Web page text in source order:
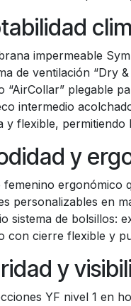
reforzadas para
impermeable
de ventilación “Dry
“AirCollar” plegable
intermedio
y flexible,
y
femenino ergonómico
personalizables en
sistema de bolsillos:
con cierre flexible y
y